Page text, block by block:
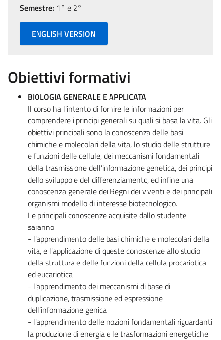
Semestre: 1° e 2°
ENGLISH VERSION
Obiettivi formativi
BIOLOGIA GENERALE E APPLICATA
Il corso ha l'intento di fornire le informazioni per
comprendere i principi generali su quali si basa la vita. Gli
obiettivi principali sono la conoscenza delle basi
chimiche e molecolari della vita, lo studio delle strutture
e funzioni delle cellule, dei meccanismi fondamentali
della trasmissione dell’informazione genetica, dei principi
dello sviluppo e del differenziamento, ed infine una
conoscenza generale dei Regni dei viventi e dei principali
organismi modello di interesse biotecnologico.
Le principali conoscenze acquisite dallo studente
saranno
- l'apprendimento delle basi chimiche e molecolari della
vita, e l'applicazione di queste conoscenze allo studio
della struttura e delle funzioni della cellula procariotica
ed eucariotica
- l'apprendimento dei meccanismi di base di
duplicazione, trasmissione ed espressione
dell’informazione genica
- l'apprendimento delle nozioni fondamentali riguardanti
la produzione di energia e le trasformazioni energetiche